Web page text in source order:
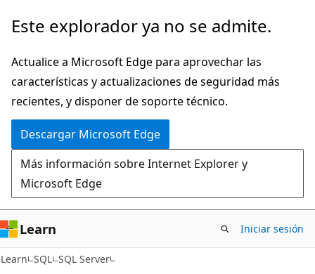
Ir
contenido
principal
Este explorador ya no se admite.
Actualice a Microsoft Edge para aprovechar las
características y actualizaciones de seguridad más
recientes, y disponer de soporte técnico.
Descargar Microsoft Edge
Más información sobre Internet Explorer y
Microsoft Edge
Learn Iniciar sesión
Learn SQL SQL Server